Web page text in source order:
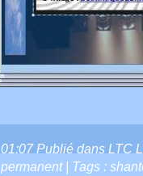
01:07 Publié dans LTC
permanent| Tags :